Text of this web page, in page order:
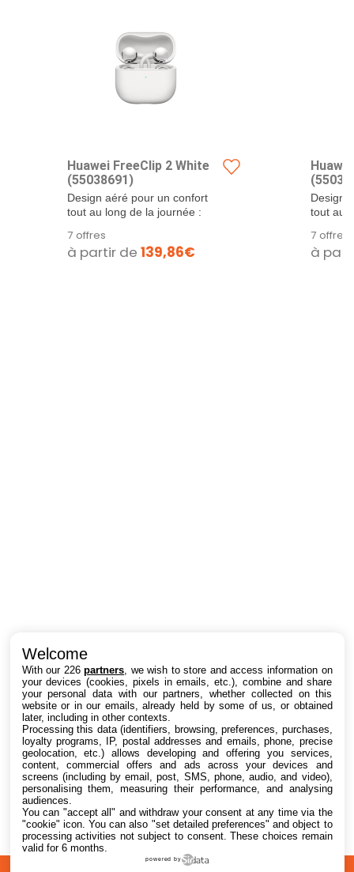
Huawei FreeClip 2 White
(55038691)
Design aéré pour un confort
tout au long de la journée :
7 offres
à partir de 139,86€
Design
tout au
7 offres
à
Intéressant ? Partagez !
Welcome
With our 226partners , we wish to store and access information on
your devices (cookies, pixels in emails, etc.), combine and share
your personal data with our partners, whether collected on this
website or in our emails, already held by some of us, or obtained
later, including in other contexts.
Processing this data (identifiers, browsing, preferences, purchases,
loyalty programs, IP, postal addresses and emails, phone, precise
geolocation, etc.) allows developing and offering you services,
content, commercial offers and ads across your devices and
screens (including by email, post, SMS, phone, audio, and video),
personalising them, measuring their performance, and analysing
audiences.
You can "accept all" and withdraw your consent at any time via the
"cookie" icon. You can also "set detailed preferences" and object to
processing activities not subject to consent. These choices remain
valid for 6 months.
powered by